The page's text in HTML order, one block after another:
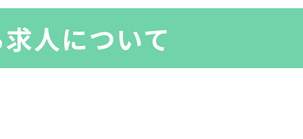
人について